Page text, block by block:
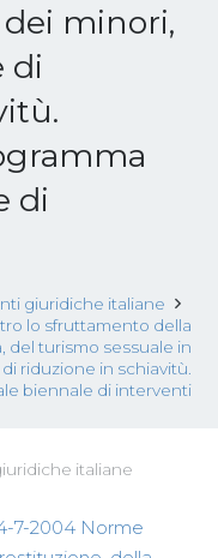
minori,
di
di
giuridiche italiane
lo sfruttamento della
del turismo sessuale in
riduzione in schiavitù.
biennale di interventi
italiane
7-2004 Norme